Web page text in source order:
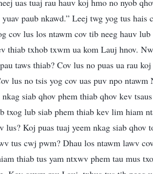
paub nkawd.” Leej twg yog tus
cov lus los ntawm cov tib neeg hauv
thiab txhob txwm ua kom Lauj hnov.
taws thiab? Cov lus no puas ua rau
lus no tsis yog cov uas puv npo
siab qhov phem thiab qhov kev
txog lub siab phem thiab kev lim hiam
lus? Koj puas tuaj yeem nkag siab qhov
tus cwj pwm? Dhau los ntawm lawv
thiab tus yam ntxwv phem tau mus